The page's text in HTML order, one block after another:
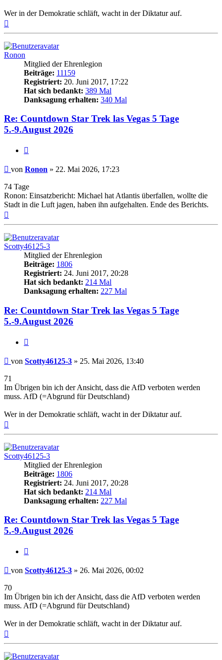
Wer in der Demokratie schläft, wacht in der Diktatur auf.
Ronon
Mitglied der Ehrenlegion
Beiträge: 11159
Registriert: 20. Juni 2017, 17:22
Hat sich bedankt: 389 Mal
Danksagung erhalten: 340 Mal
Re: Countdown Star Trek las Vegas 5 Tage
5.-9.August 2026
Beitrag
von Ronon » 22. Mai 2026, 17:23
74 Tage
Ronon: Einsatzbericht: Michael hat Atlantis überfallen, wollte die
Stadt in die Luft jagen, haben ihn aufgehalten. Ende des Berichts.
Scotty46125-3
Mitglied der Ehrenlegion
Beiträge: 1806
Registriert: 24. Juni 2017, 20:28
Hat sich bedankt: 214 Mal
Danksagung erhalten: 227 Mal
Re: Countdown Star Trek las Vegas 5 Tage
5.-9.August 2026
Beitrag
von Scotty46125-3 » 25. Mai 2026, 13:40
71
Im Übrigen bin ich der Ansicht, dass die AfD verboten werden
muss. AfD (=Abgrund für Deutschland)
Wer in der Demokratie schläft, wacht in der Diktatur auf.
Scotty46125-3
Mitglied der Ehrenlegion
Beiträge: 1806
Registriert: 24. Juni 2017, 20:28
Hat sich bedankt: 214 Mal
Danksagung erhalten: 227 Mal
Re: Countdown Star Trek las Vegas 5 Tage
5.-9.August 2026
Beitrag
von Scotty46125-3 » 26. Mai 2026, 00:02
70
Im Übrigen bin ich der Ansicht, dass die AfD verboten werden
muss. AfD (=Abgrund für Deutschland)
Wer in der Demokratie schläft, wacht in der Diktatur auf.